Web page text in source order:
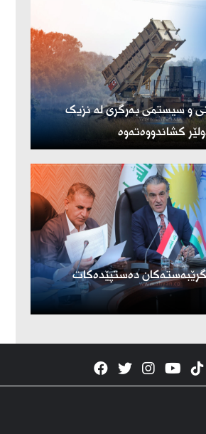
و سیستمی بەرگری لە نزیک
كشاندووەتەوە
دەستپێدەکات